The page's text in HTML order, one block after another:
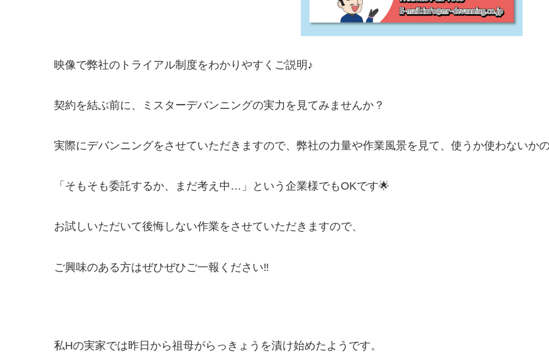
映像で弊社のトライアル制度をわかりやすくご説明♪
契約を結ぶ前に、ミスターデバンニングの実力を見てみませんか？
実際にデバンニングをさせていただきますので、弊社の力量や作業風景を見て、使うか使わないか
「そもそも委託するか、まだ考え中…」という企業様でもOKです🌟
お試しいただいて後悔しない作業をさせていただきますので、
ご興味のある方はぜひぜひご一報ください‼️
私Hの実家では昨日から祖母がらっきょうを漬け始めたようです。